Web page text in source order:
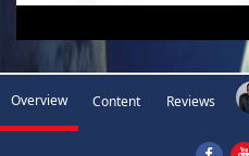
Overview Content Reviews